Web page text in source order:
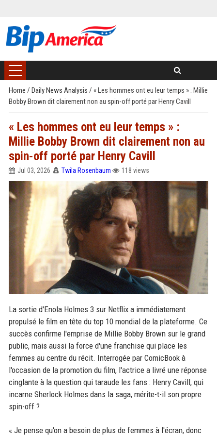
Home / Daily News Analysis / « Les hommes ont eu leur temps » : Millie
Bobby Brown dit clairement non au spin-off porté par Henry Cavill
« Les hommes ont eu leur temps » :
Millie Bobby Brown dit clairement non au
spin-off porté par Henry Cavill
Jul 03, 2026 Twila Rosenbaum 118 views
La sortie d'Enola Holmes 3 sur Netflix a immédiatement
propulsé le film en tête du top 10 mondial de la plateforme. Ce
succès confirme l'emprise de Millie Bobby Brown sur le grand
public, mais aussi la force d'une franchise qui place les
femmes au centre du récit. Interrogée par ComicBook à
l'occasion de la promotion du film, l'actrice a livré une réponse
cinglante à la question qui taraude les fans : Henry Cavill, qui
incarne Sherlock Holmes dans la saga, mérite-t-il son propre
spin-off ?
« Je pense qu'on a besoin de plus de femmes à l'écran, donc